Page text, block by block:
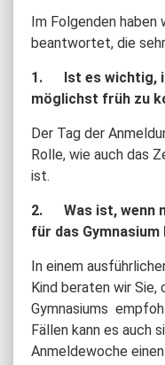
Im Folgenden haben
beantwortet, die
1. Ist es wichtig,
möglichst früh zu
Der Tag der
Rolle, wie auch das
ist.
2. Was ist, wenn
für das Gymnasium
In einem
Kind beraten wir Sie,
Gymnasiums
Fällen kann es auch
Anmeldewoche